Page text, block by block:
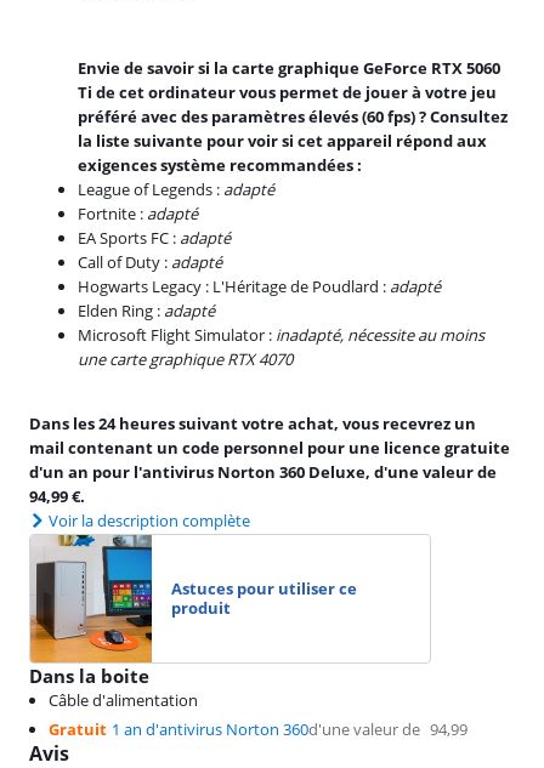
Envie de savoir si la carte graphique GeForce RTX 5060
Ti de cet ordinateur vous permet de jouer à votre jeu
préféré avec des paramètres élevés (60 fps) ? Consultez
la liste suivante pour voir si cet appareil répond aux
exigences système recommandées :
League of Legends : adapté
Fortnite : adapté
EA Sports FC : adapté
Call of Duty : adapté
Hogwarts Legacy : L'Héritage de Poudlard : adapté
Elden Ring : adapté
Microsoft Flight Simulator : inadapté, nécessite au moins
une carte graphique RTX 4070
Dans les 24 heures suivant votre achat, vous recevrez un
mail contenant un code personnel pour une licence gratuite
d'un an pour l'antivirus Norton 360 Deluxe, d'une valeur de
94,99 €.
Voir la description complète
Astuces pour utiliser ce
produit
Dans la boite
Câble d'alimentation
Gratuit 1 an d'antivirus Norton 360d'une valeur de 94,99
Avis